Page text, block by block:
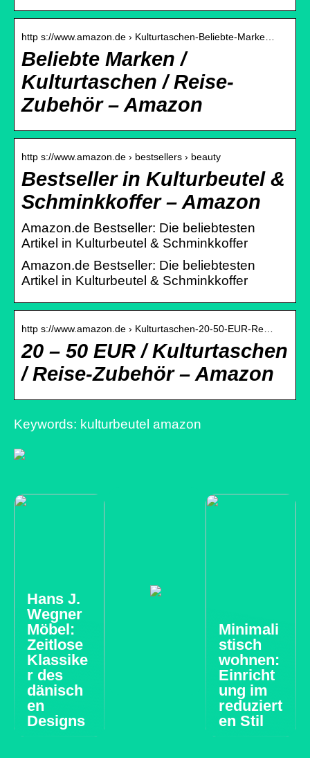
http s://www.amazon.de › Kulturtaschen-Beliebte-Marke…
Beliebte Marken /
Kulturtaschen / Reise-
Zubehör – Amazon
http s://www.amazon.de › bestsellers › beauty
Bestseller in Kulturbeutel &
Schminkkoffer – Amazon
Amazon.de Bestseller: Die beliebtesten
Artikel in Kulturbeutel & Schminkkoffer
Amazon.de Bestseller: Die beliebtesten
Artikel in Kulturbeutel & Schminkkoffer
http s://www.amazon.de › Kulturtaschen-20-50-EUR-Re…
20 – 50 EUR / Kulturtaschen
/ Reise-Zubehör – Amazon
Keywords: kulturbeutel amazon
Hans J.
Wegner
Möbel:
Zeitlose
Klassike
r des
dänisch
en
Designs
Minimali
stisch
wohnen:
Einricht
ung im
reduziert
en Stil